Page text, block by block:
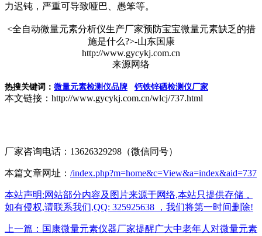
力迟钝，严重可导致哑巴、愚笨等。
<全自动微量元素分析仪生产厂家预防宝宝微量元素缺乏的措
施是什么?>-山东国康
http://www.gycykj.com.cn
来源网络
热搜关键词： 微量元素检测仪品牌 钙铁锌硒检测仪厂家
本文链接：http://www.gycykj.com.cn/wlcj/737.html
厂家咨询电话：13626329298（微信同号）
本篇文章网址： /index.php?m=home&c=View&a=index&aid=737
本站声明:网站部分内容及图片来源于网络,本站只提供存储，
如有侵权,请联系我们,QQ: 325925638 ，我们将第一时间删除!
上一篇：国康微量元素仪器厂家提醒广大中老年人对微量元素